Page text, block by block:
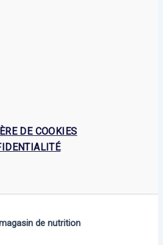
DE COOKIES
de nutrition